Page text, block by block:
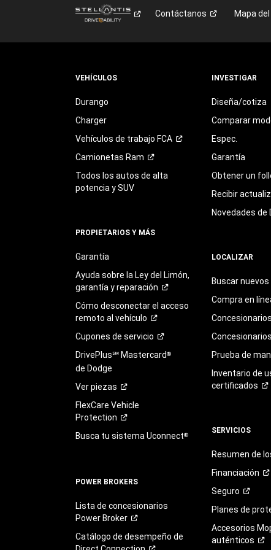
Contáctanos Mapa
VEHÍCULOS
Durango
Charger
Vehículos de trabajo FCA
Camionetas Ram
Todos los autos de alta
potencia y SUV
PROPIETARIOS Y MÁS
Garantía
Ayuda sobre la Ley del Limón,
garantía yreparación
Cómo desconectar el acceso
remoto al vehículo
Cupones de servicio
DrivePlus℠ Mastercard®
de Dodge
Verpiezas
FlexCare Vehicle
Protection
Busca tu sistema Uconnect®
POWER BROKERS
Lista de concesionarios
Power Broker
Catálogo de desempeño de
INVESTIGAR
Diseña/cotiza
Comparar
Espec.
Garantía
Obtener un
Recibir
Novedades de
LOCALIZAR
Buscar nuevos
Compra en
Concesionarios
Prueba de
Inventario de
certificados
SERVICIOS
Resumen de
Financiación
Seguro
Planes de
Accesorios
auténticos